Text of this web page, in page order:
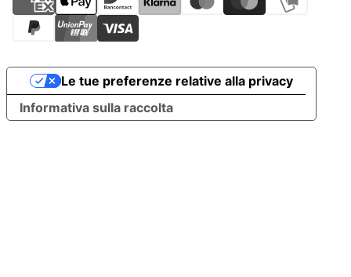
Informativa sulla raccolta
Le tue preferenze relative alla privacy